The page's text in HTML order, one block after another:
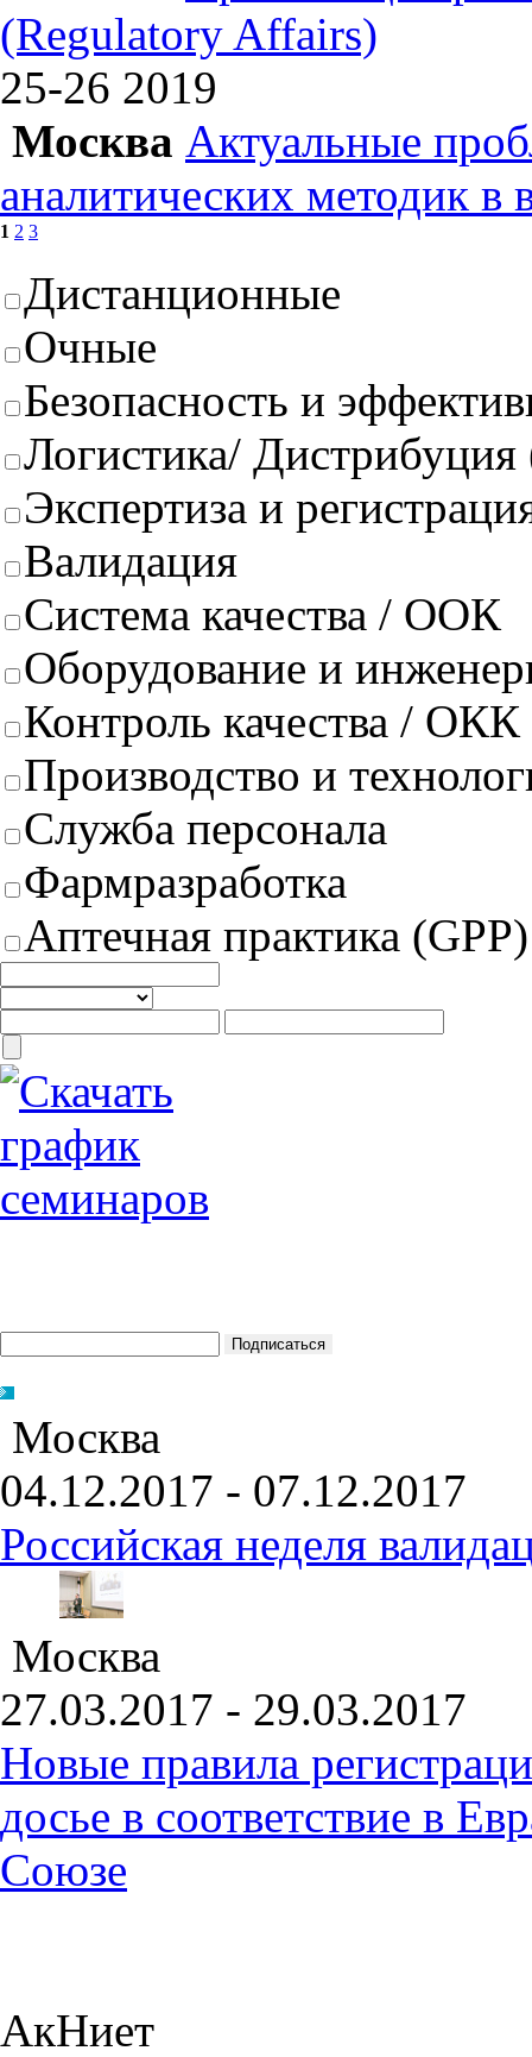
(Regulatory Affairs)
25-26 2019
Москва Актуальные
аналитических методик в
1 2 3
Дистанционные
Очные
Безопасность и
Логистика/
Экспертиза и
Валидация
Система качества / ООК
Оборудование и
Контроль качества / ОКК
Производство и
Служба персонала
Фармразработка
Аптечная практика (GPP)
Москва
04.12.2017 - 07.12.2017
Российская неделя
Москва
27.03.2017 - 29.03.2017
Новые правила
досье в соответствие в
Союзе
АкНиет